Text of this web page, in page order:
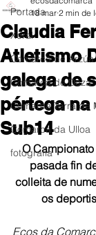
Portada
Xeral
Comarca de Arzúa
Comarca de Deza
Comarca Terra de
Comarca da Ulloa
fotografía
Claudia
Atletismo
galega de
pértega
Sub14
18 mar 2 min de
O
pasada fin
colleita de
os
Ecos da